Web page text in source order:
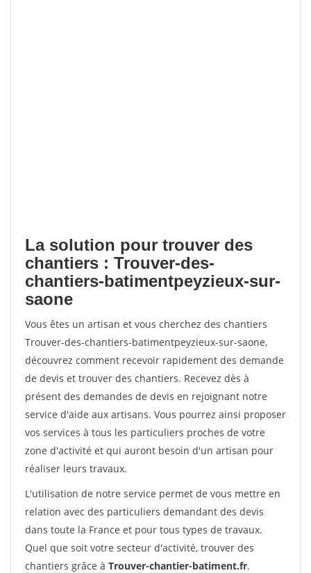
La solution pour trouver des
chantiers : Trouver-des-
chantiers-batimentpeyzieux-sur-
saone
Vous êtes un artisan et vous cherchez des chantiers
Trouver-des-chantiers-batimentpeyzieux-sur-saone,
découvrez comment recevoir rapidement des demande
de devis et trouver des chantiers. Recevez dès à
présent des demandes de devis en rejoignant notre
service d'aide aux artisans. Vous pourrez ainsi proposer
vos services à tous les particuliers proches de votre
zone d'activité et qui auront besoin d'un artisan pour
réaliser leurs travaux.
L'utilisation de notre service permet de vous mettre en
relation avec des particuliers demandant des devis
dans toute la France et pour tous types de travaux.
Quel que soit votre secteur d'activité, trouver des
chantiers grâce à Trouver-chantier-batiment.fr.